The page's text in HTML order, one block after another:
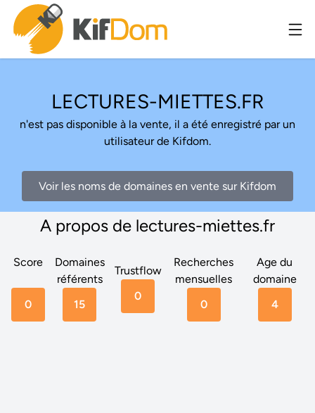
LECTURES-MIETTES.FR
n'est pas disponible à la vente, il a été enregistré par un
utilisateur de Kifdom.
Voir les noms de domaines en vente sur Kifdom
A propos de lectures-miettes.fr
Score
0
Domaines
référents
15
Trustflow
0
Recherches
mensuelles
0
Age du
domaine
4